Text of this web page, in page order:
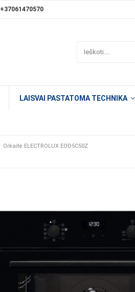
+37061470570
LAISVAI PASTATOMA TECHNIKA
Orkaitė ELECTROLUX EOD5C50Z